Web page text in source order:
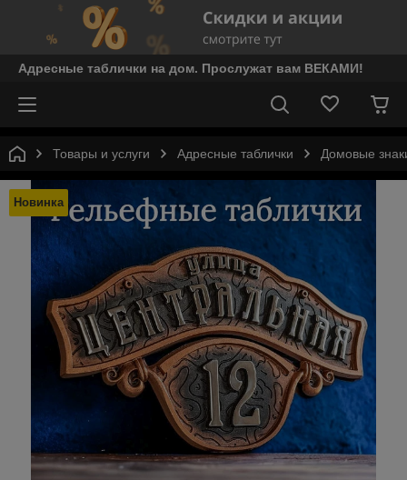
Адресные таблички на дом. Прослужат вам ВЕКАМИ!
Товары и услуги Адресные таблички Домовые
Новинка